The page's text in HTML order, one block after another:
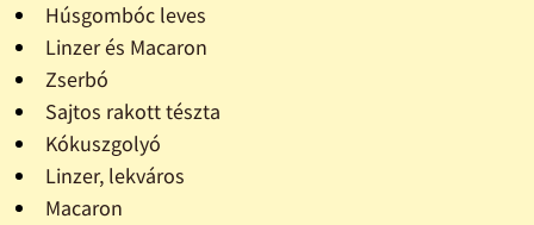
Húsgombóc leves
Linzer és Macaron
Zserbó
Sajtos rakott tészta
Kókuszgolyó
Linzer, lekváros
Macaron